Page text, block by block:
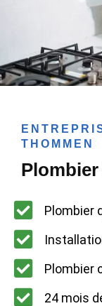
THOMMEN
Plombier
Plombier
24 mois